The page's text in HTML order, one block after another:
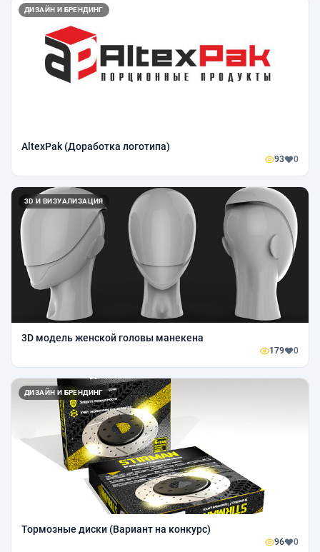
ДИЗАЙН И БРЕНДИНГ
AltexPak (Доработка логотипа)
93 0
3D И ВИЗУАЛИЗАЦИЯ
3D модель женской головы манекена
179 0
ДИЗАЙН И БРЕНДИНГ
Тормозные диски (Вариант на конкурс)
96 0